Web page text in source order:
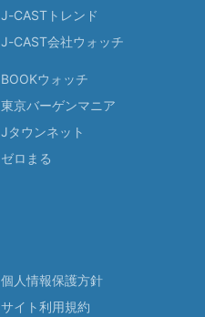
J-CASTトレンド
J-CAST会社ウォッチ
BOOKウォッチ
東京バーゲンマニア
Jタウンネット
ゼロまる
個人情報保護方針
サイト利用規約